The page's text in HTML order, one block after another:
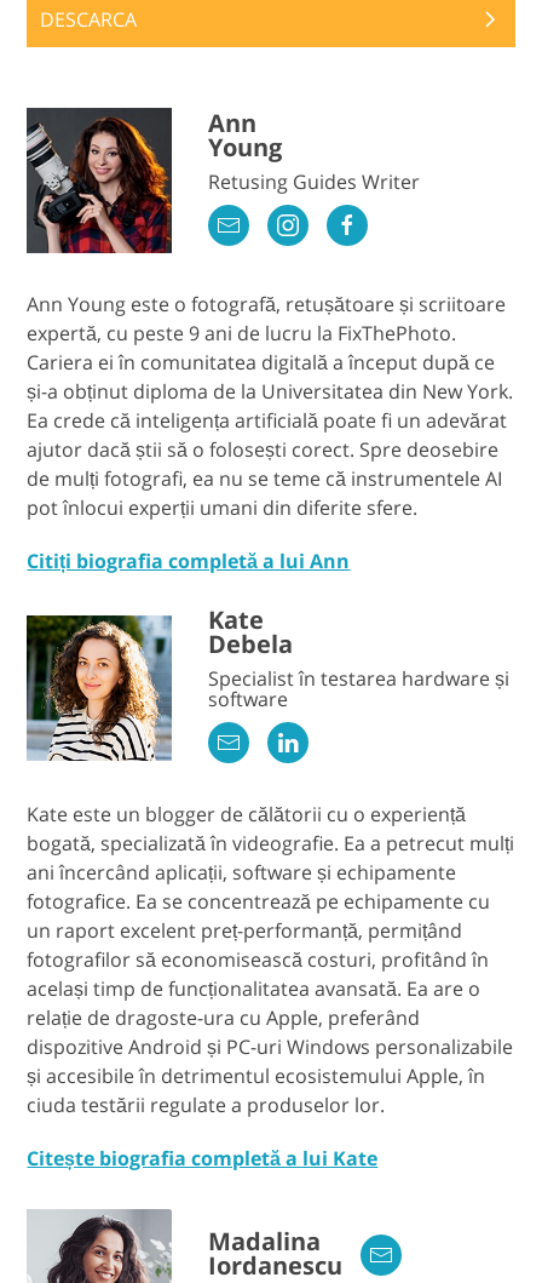
DESCARCA
Ann
Young
Retusing Guides Writer
Ann Young este o fotografă, retușătoare și scriitoare
expertă, cu peste 9 ani de lucru la FixThePhoto.
Cariera ei în comunitatea digitală a început după ce
și-a obținut diploma de la Universitatea din New York.
Ea crede că inteligența artificială poate fi un adevărat
ajutor dacă știi să o folosești corect. Spre deosebire
de mulți fotografi, ea nu se teme că instrumentele AI
pot înlocui experții umani din diferite sfere.
Citiți biografia completă a lui Ann
Kate
Debela
Specialist în testarea hardware și
software
Kate este un blogger de călătorii cu o experiență
bogată, specializată în videografie. Ea a petrecut mulți
ani încercând aplicații, software și echipamente
fotografice. Ea se concentrează pe echipamente cu
un raport excelent preț-performanță, permițând
fotografilor să economisească costuri, profitând în
același timp de funcționalitatea avansată. Ea are o
relație de dragoste-ura cu Apple, preferând
dispozitive Android și PC-uri Windows personalizabile
și accesibile în detrimentul ecosistemului Apple, în
ciuda testării regulate a produselor lor.
Citește biografia completă a lui Kate
Madalina
Iordanescu